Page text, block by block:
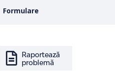
Formulare
Raportează
problemă